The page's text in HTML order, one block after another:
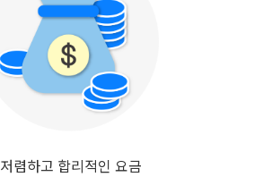
저렴하고 합리적인 요금